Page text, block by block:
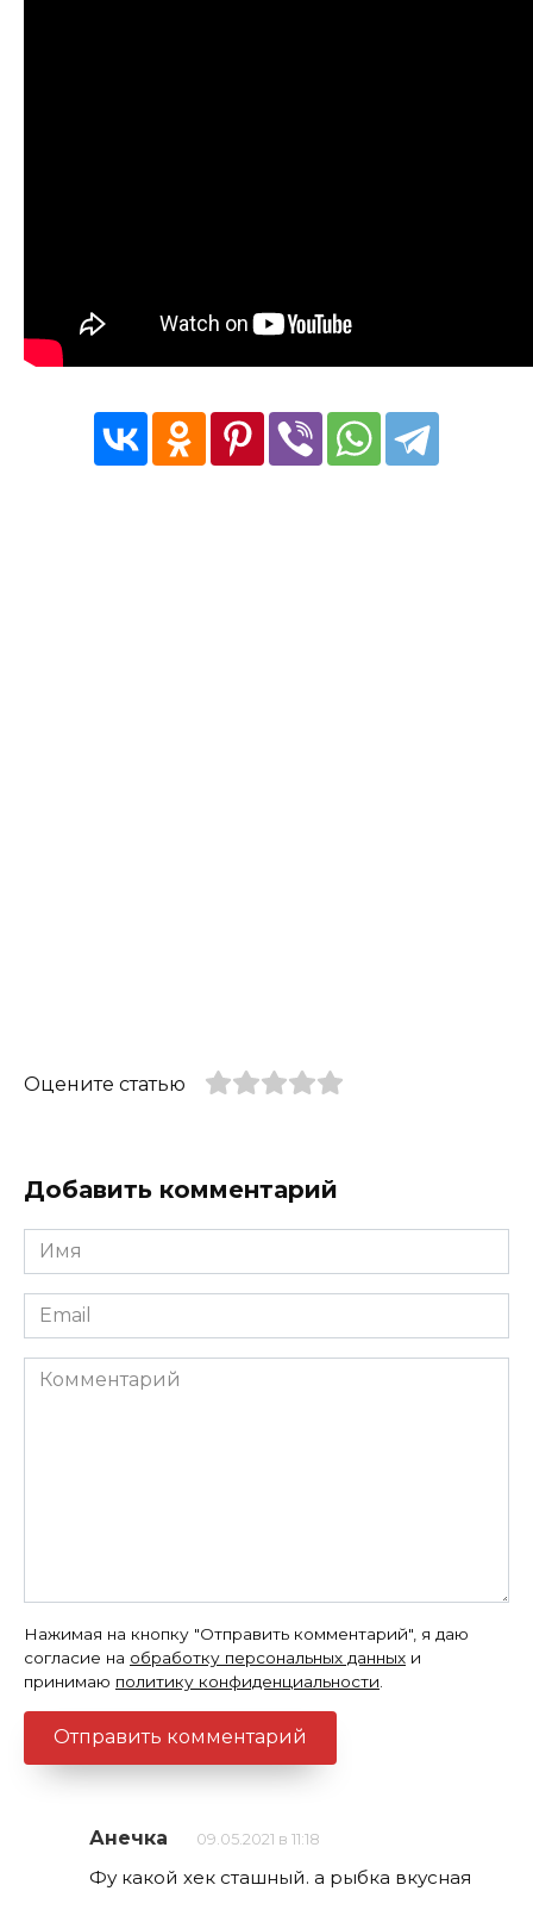
Оцените статью
Добавить комментарий
Имя
*
Email
*
Комментарий
Нажимая на кнопку "Отправить комментарий", я даю
согласие на обработку персональных данных и
принимаю политику конфиденциальности
Анечка 09.05.2021 в 11:18
Фу какой хек сташный. а рыбка вкусная